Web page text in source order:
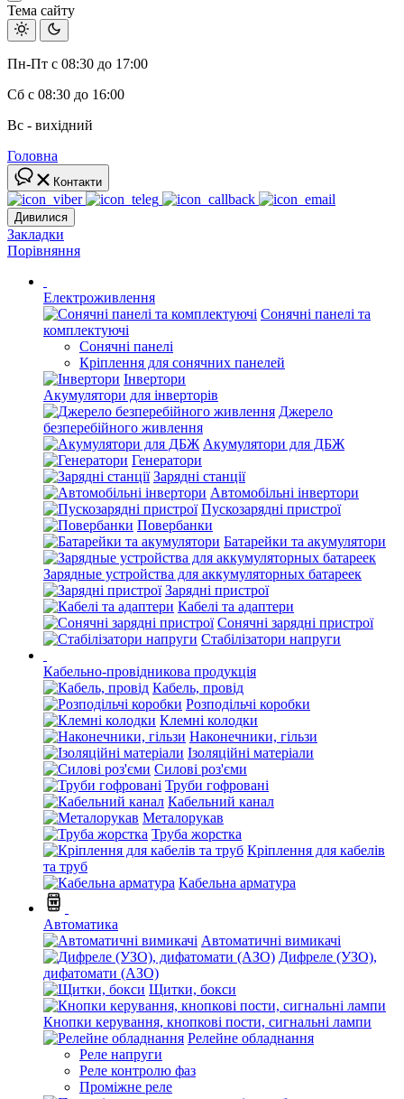
Тема сайту
Пн-Пт с 08:30 до 17:00
Сб с 08:30 до 16:00
Вс - вихідний
Головна
Контакти
Дивилися
Закладки
Порівняння
Електроживлення
Сонячні панелі та
комплектуючі
Сонячні панелі
Кріплення для сонячних панелей
Інвертори
Акумулятори для інверторів
Джерело
безперебійного живлення
Акумулятори для ДБЖ
Генератори
Зарядні станції
Автомобільні інвертори
Пускозарядні пристрої
Повербанки
Батарейки та акумулятори
Зарядные устройства для аккумуляторных батареек
Зарядні пристрої
Кабелі та адаптери
Сонячні зарядні пристрої
Стабілізатори напруги
Кабельно-провідникова продукція
Кабель, провід
Розподільчі коробки
Клемні колодки
Наконечники, гільзи
Ізоляційні матеріали
Силові роз'єми
Труби гофровані
Кабельний канал
Металорукав
Труба жорстка
Кріплення для кабелів
та труб
Кабельна арматура
Автоматика
Автоматичні вимикачі
Дифреле (УЗО),
дифатомати (АЗО)
Щитки, бокси
Кнопки керування, кнопкові пости, сигнальні лампи
Релейне обладнання
Реле напруги
Реле контролю фаз
Проміжне реле